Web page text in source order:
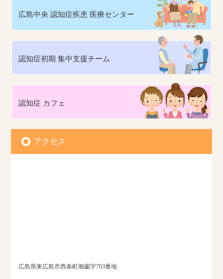
広島中央 認知症疾患 医療センター
認知症初期 集中支援チーム
認知症 カフェ
アクセス
広島県東広島市西条町御薗宇703番地